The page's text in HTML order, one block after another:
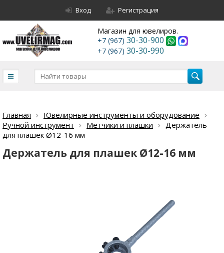
Вход Регистрация
Магазин для ювелиров.
+7 (967) 30-30-900
+7 (967) 30-30-990
Главная
Ювелирные инструменты и оборудование
Ручной инструмент
Метчики и плашки
Держатель
для плашек Ø12-16 мм
Держатель для плашек Ø12-16 мм